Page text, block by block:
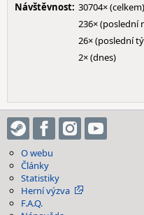
Návštěvnost: 30704× (celkem)
236× (poslední
26× (poslední
2× (dnes)
O webu
Články
Statistiky
Herní výzva
F.A.Q.